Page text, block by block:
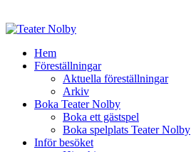
Hem
Föreställningar
Aktuella föreställningar
Arkiv
Boka Teater Nolby
Boka ett gästspel
Boka spelplats Teater Nolby
Inför besöket